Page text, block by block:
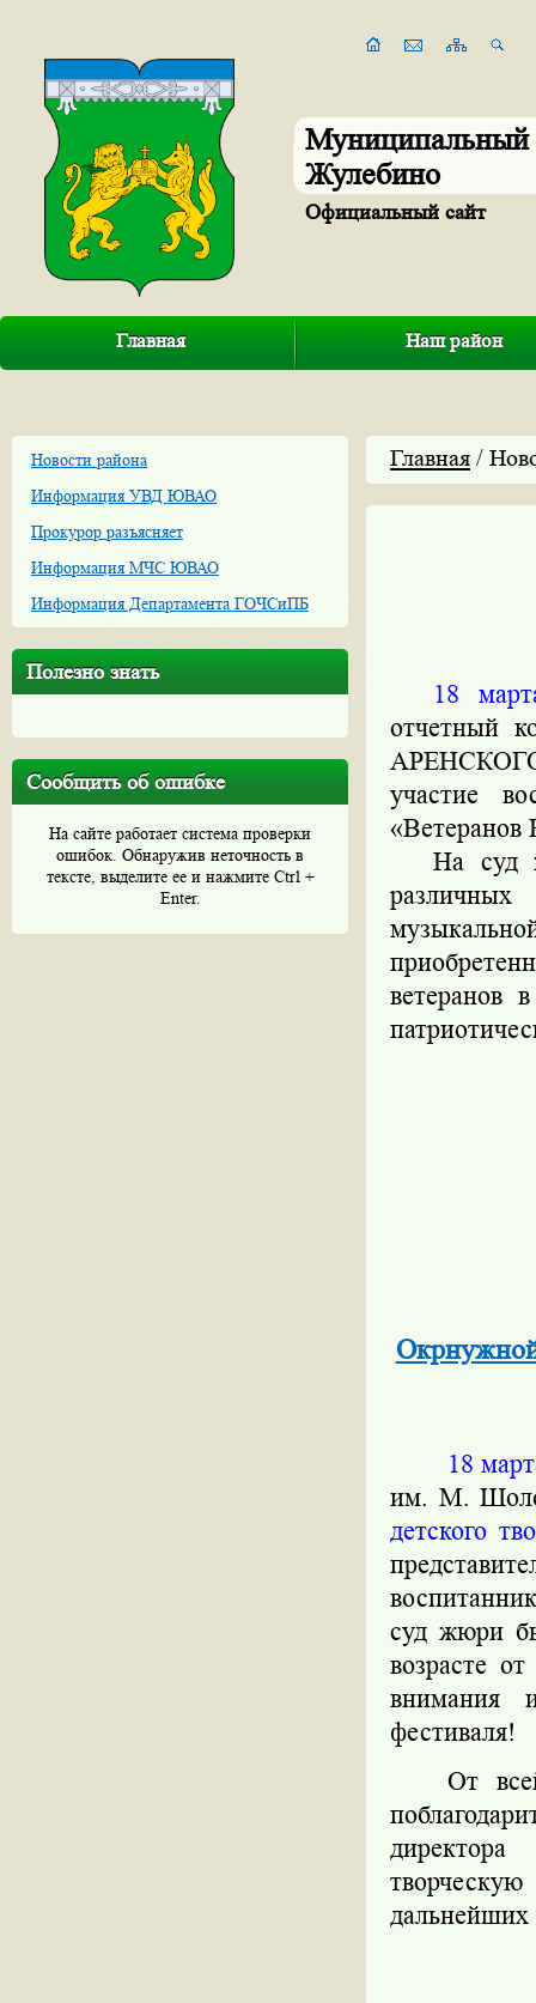
Муниципальный
Жулебино
Официальный сайт
Главная Наш район
Новости района
Информация УВД ЮВАО
Прокурор разъясняет
Информация МЧС ЮВАО
Информация Департамента ГОЧСиПБ
Полезно знать
Сообщить об ошибке
На сайте работает система проверки
ошибок. Обнаружив неточность в
тексте, выделите ее и нажмите Ctrl +
Enter.
Главная /
18
участие
На суд
ветеранов
Окрнужной
18
им. М.
детского
суд жюри
возрасте
внимания
фестиваля!
От
дальнейших